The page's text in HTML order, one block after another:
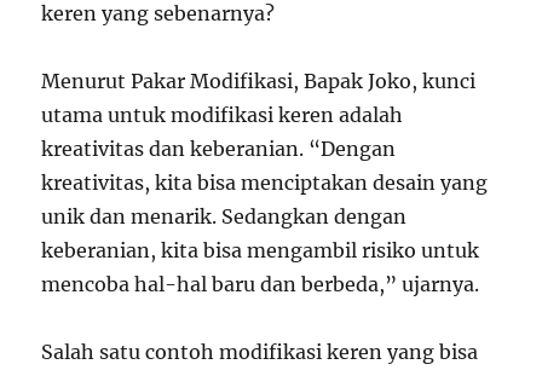
keren yang sebenarnya?
Menurut Pakar Modifikasi, Bapak Joko, kunci
utama untuk modifikasi keren adalah
kreativitas dan keberanian. “Dengan
kreativitas, kita bisa menciptakan desain yang
unik dan menarik. Sedangkan dengan
keberanian, kita bisa mengambil risiko untuk
mencoba hal-hal baru dan berbeda,” ujarnya.
Salah satu contoh modifikasi keren yang bisa